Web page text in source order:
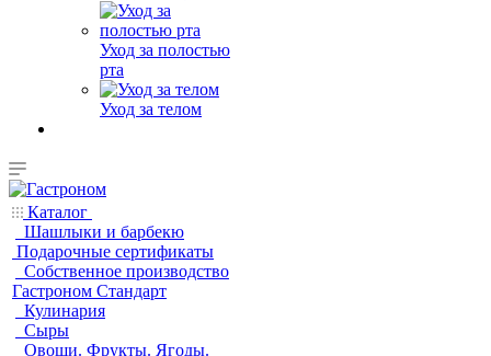
Уход за полостью
рта
Уход за телом
Каталог
Шашлыки и барбекю
Подарочные сертификаты
Собственное производство
Гастроном Стандарт
Кулинария
Сыры
Овощи. Фрукты. Ягоды.